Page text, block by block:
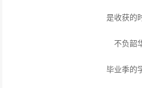
是收获的
不负韶
毕业季的